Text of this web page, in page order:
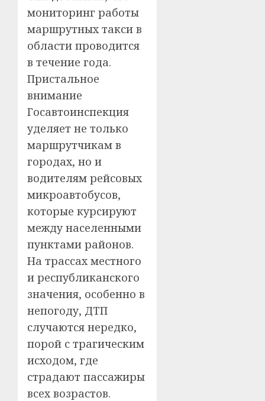
мониторинг работы
маршрутных такси в
области проводится
в течение года.
Пристальное
внимание
Госавтоинспекция
уделяет не только
маршрутчикам в
городах, но и
водителям рейсовых
микроавтобусов,
которые курсируют
между населенными
пунктами районов.
На трассах местного
и республиканского
значения, особенно в
непогоду, ДТП
случаются нередко,
порой с трагическим
исходом, где
страдают пассажиры
всех возрастов.